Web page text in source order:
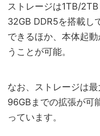
ストレージは1TB/
32GB DDR5を搭載し
できるほか、本体起
うことが可能。
なお、ストレージは
96GBまでの拡張が可
っています。